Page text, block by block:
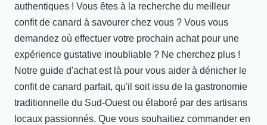
authentiques ! Vous êtes à la recherche du meilleur
confit de canard à savourer chez vous ? Vous vous
demandez où effectuer votre prochain achat pour une
expérience gustative inoubliable ? Ne cherchez plus !
Notre guide d'achat est là pour vous aider à dénicher le
confit de canard parfait, qu'il soit issu de la gastronomie
traditionnelle du Sud-Ouest ou élaboré par des artisans
locaux passionnés. Que vous souhaitiez commander en